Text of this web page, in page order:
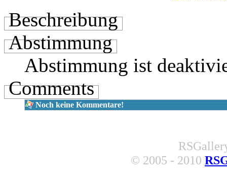
Beschreibung
Abstimmung
Abstimmung ist
Comments
Noch keine Kommentare!
© 2005 - 2010